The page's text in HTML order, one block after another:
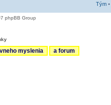
Tým •
phpBB Group
myslenia a forum